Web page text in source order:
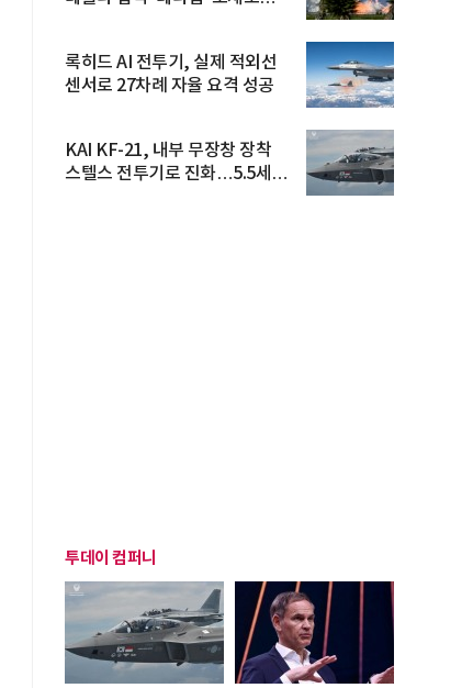
록히드 AI 전투기, 실제 적외선
센서로 27차례 자율 요격 성공
KAI KF-21, 내부 무장창 장착
스텔스 전투기로 진화…5.5세대
투데이 컴퍼니